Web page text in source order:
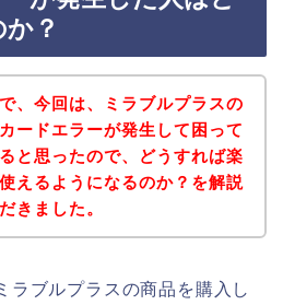
？
、今回は、ミラブルプラスの
ードエラーが発生して困って
と思ったので、どうすれば楽
えるようになるのか？を解説
きました。
ラブルプラスの商品を購入し